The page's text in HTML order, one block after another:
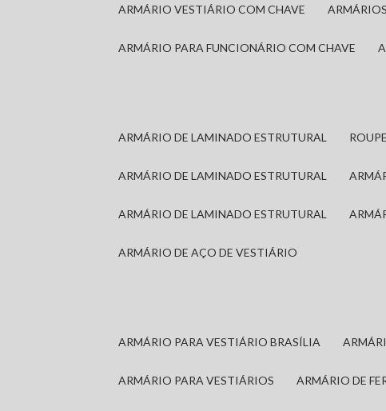
ARMÁRIO VESTIÁRIO COM CHAVE
ARMÁRIO PARA FUNCIONÁRIO COM CHAVE
ARMÁRIO DE LAMINADO ESTRUTURAL
ARMÁRIO DE LAMINADO ESTRUTURAL
ARMÁRIO DE LAMINADO ESTRUTURAL
ARMÁRIO DE AÇO DE VESTIÁRIO
ARMÁRIO PARA VESTIÁRIO BRASÍLIA
ARMÁRIO PARA VESTIÁRIOS ARMÁRIO DE